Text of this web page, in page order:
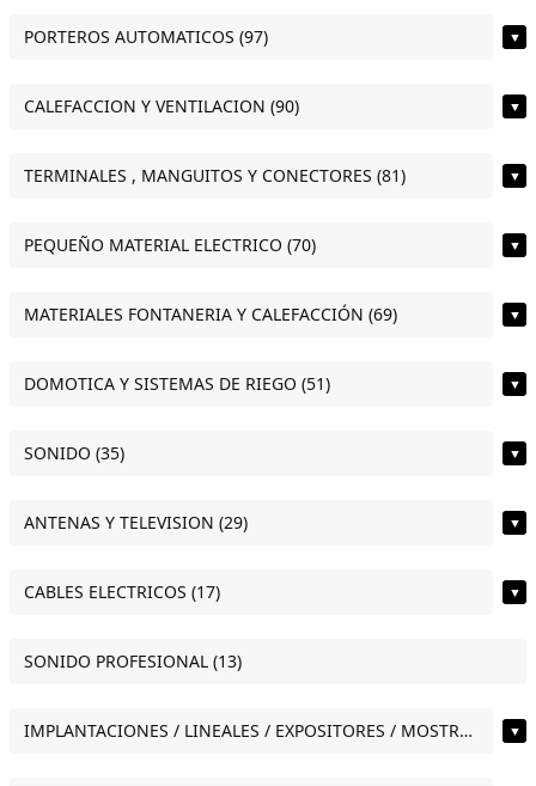
PORTEROS AUTOMATICOS (97) ▼
CALEFACCION Y VENTILACION (90) ▼
TERMINALES , MANGUITOS Y CONECTORES (81) ▼
PEQUEÑO MATERIAL ELECTRICO (70) ▼
MATERIALES FONTANERIA Y CALEFACCIÓN (69) ▼
DOMOTICA Y SISTEMAS DE RIEGO (51) ▼
SONIDO (35) ▼
ANTENAS Y TELEVISION (29) ▼
CABLES ELECTRICOS (17) ▼
SONIDO PROFESIONAL (13)
IMPLANTACIONES / LINEALES / EXPOSITORES / MOSTRADORES (12) ▼